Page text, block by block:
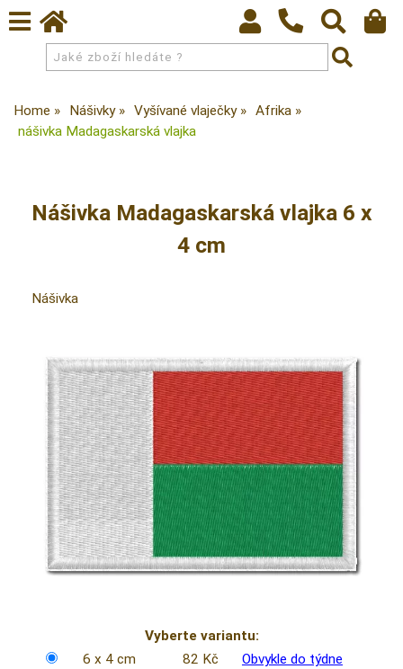
Home Nášivky Vyšívané vlaječky
Afrika
nášivka Madagaskarská vlajka
Nášivka Madagaskarská vlajka 6 x
4 cm
Nášivka
Vyberte variantu:
6 x 4 cm
82 Kč
Obvykle do týdne